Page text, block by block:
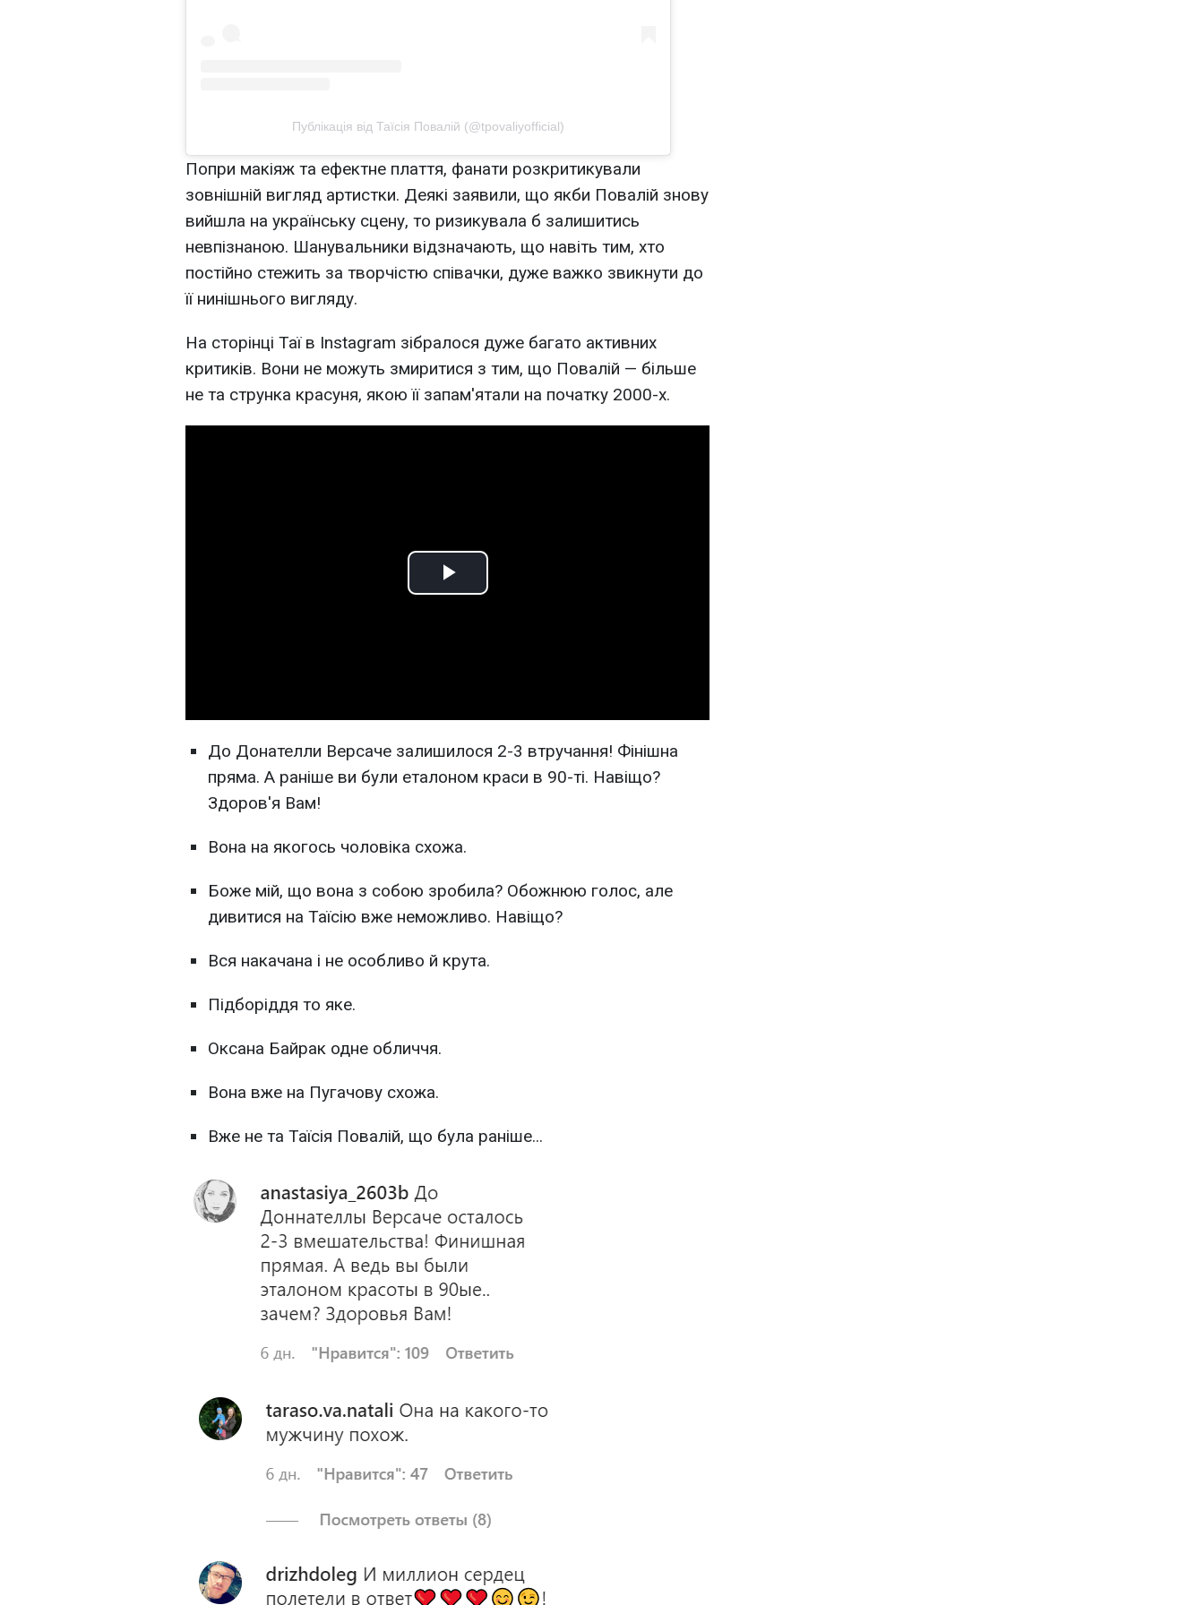
Публікація від Таїсія Повалій (@tpovaliyofficial)
Попри макіяж та ефектне плаття, фанати розкритикували
зовнішній вигляд артистки. Деякі заявили, що якби Повалій знову
вийшла на українську сцену, то ризикувала б залишитись
невпізнаною. Шанувальники відзначають, що навіть тим, хто
постійно стежить за творчістю співачки, дуже важко звикнути до
її нинішнього вигляду.
На сторінці Таї в Instagram зібралося дуже багато активних
критиків. Вони не можуть змиритися з тим, що Повалій — більше
не та струнка красуня, якою її запам'ятали на початку 2000-х.
Play
До Донателли Версаче залишилося 2-3 втручання! Фінішна
пряма. А раніше ви були еталоном краси в 90-ті. Навіщо?
Здоров'я Вам!
Вона на якогось чоловіка схожа.
Боже мій, що вона з собою зробила? Обожнюю голос, але
дивитися на Таїсію вже неможливо. Навіщо?
Вся накачана і не особливо й крута.
Підборіддя то яке.
Оксана Байрак одне обличчя.
Вона вже на Пугачову схожа.
Вже не та Таїсія Повалій, що була раніше...